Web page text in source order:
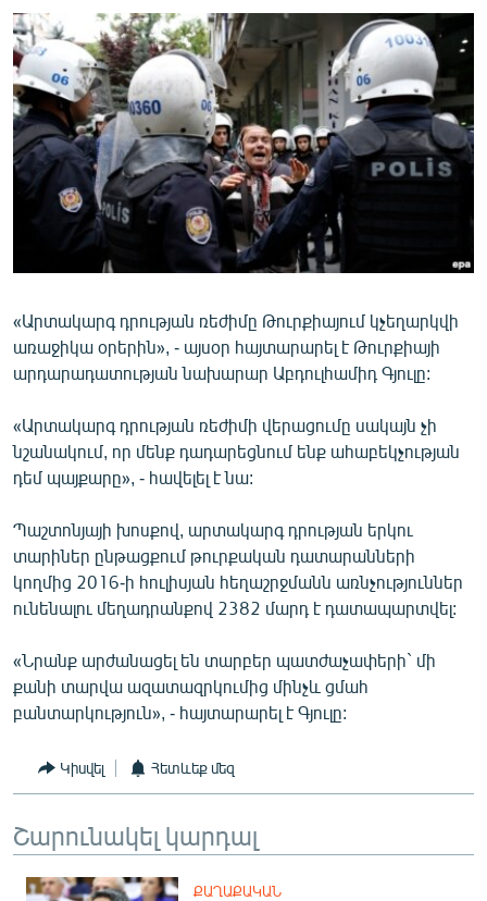
ՊԱՏԵՐԱԶՄԻ 6 ՇԱԲԱԹՆԵՐԸ
ՏԱՐԱԾԱՇՐՋԱՆ
ՄԻՋԱԶԳԱՅԻՆ
ՄՇԱԿՈՒՅԹ
ՍՊՈՐՏ
ՄԵԿՆԱԲԱՆՈՒԹՅՈՒՆ
ՏՏ ԵՒ ԻՆՏԵՐՆԵՏ
ԱՐԽԻՎ
ՏԵՍԱՆՅՈՒԹԵՐ
ՁԳՏԵԼՈՎ ԼԱՎԱԳՈՒՅՆԻՆ
ՓՈԴՔԱՍԹ
Հայերեն
English
Русский
ՀԵՏԵՎԵՔ ՄԵԶ
«Ազատության» բոլոր կայքերը
«Արտակարգ դրության ռեժիմը Թուրքիայում կչեղարկվի
առաջիկա օրերին», - այսօր հայտարարել է Թուրքիայի
արդարադատության նախարար Աբդուլհամիդ Գյուլը:
«Արտակարգ դրության ռեժիմի վերացումը սակայն չի
նշանակում, որ մենք դադարեցնում ենք ահաբեկչության
դեմ պայքարը», - հավելել է նա:
Պաշտոնյայի խոսքով, արտակարգ դրության երկու
տարիներ ընթացքում թուրքական դատարանների
կողմից 2016-ի հուլիսյան հեղաշրջմանն առնչություններ
ունենալու մեղադրանքով 2382 մարդ է դատապարտվել:
«Նրանք արժանացել են տարբեր պատժաչափերի` մի
քանի տարվա ազատազրկումից մինչև ցմահ
բանտարկություն», - հայտարարել է Գյուլը:
Կիսվել Հետևեք մեզ
Շարունակել կարդալ
ՔԱՂԱՔԱԿԱՆ